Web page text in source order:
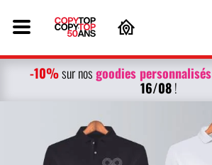
-10%sur nosgoodies personnalisés
16/08!